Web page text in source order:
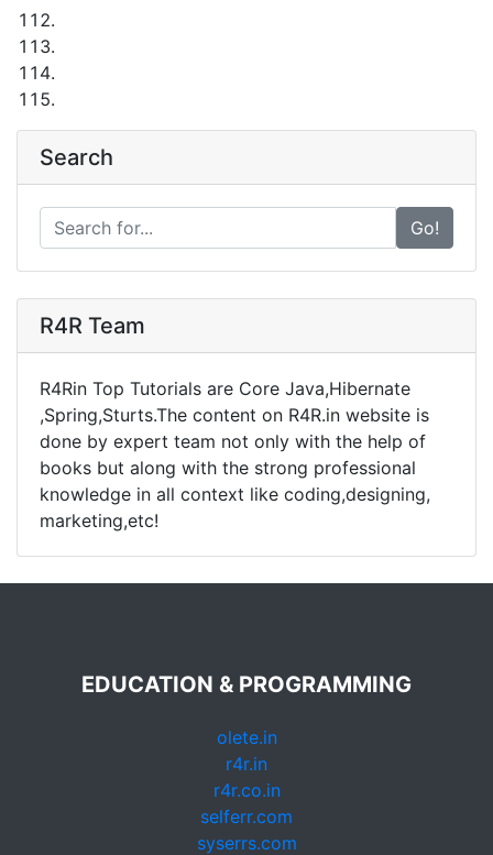
Search
Go!
R4R Team
R4Rin Top Tutorials are Core Java,Hibernate
,Spring,Sturts.The content on R4R.in website is
done by expert team not only with the help of
books but along with the strong professional
knowledge in all context like coding,designing,
marketing,etc!
EDUCATION & PROGRAMMING
olete.in
r4r.in
r4r.co.in
selferr.com
syserrs.com